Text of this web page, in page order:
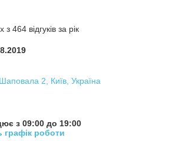
464 відгуків за рік
2, Київ, Україна
з 09:00 до 19:00
графік роботи